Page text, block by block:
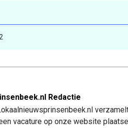
Redactie
vacature op onze website